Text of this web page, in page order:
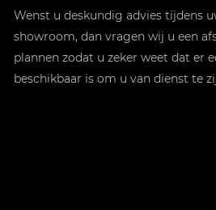
Wenst u deskundig advies tijdens
showroom, dan vragen wij u een
plannen zodat u zeker weet dat er
beschikbaar is om u van dienst te